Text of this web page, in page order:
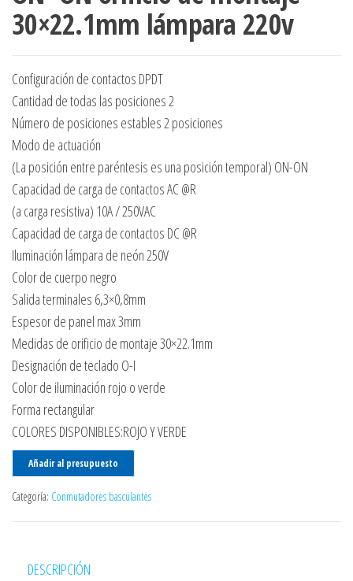
30×22.1mm lámpara 220v
Configuración de contactos DPDT
Cantidad de todas las posiciones 2
Número de posiciones estables 2 posiciones
Modo de actuación
(La posición entre paréntesis es una posición temporal) ON-ON
Capacidad de carga de contactos AC @R
(a carga resistiva) 10A / 250VAC
Capacidad de carga de contactos DC @R
Iluminación lámpara de neón 250V
Color de cuerpo negro
Salida terminales 6,3×0,8mm
Espesor de panel max 3mm
Medidas de orificio de montaje 30×22.1mm
Designación de teclado O-I
Color de iluminación rojo o verde
Forma rectangular
COLORES DISPONIBLES:ROJO Y VERDE
Añadir al presupuesto
Categoría: Conmutadores basculantes
DESCRIPCIÓN